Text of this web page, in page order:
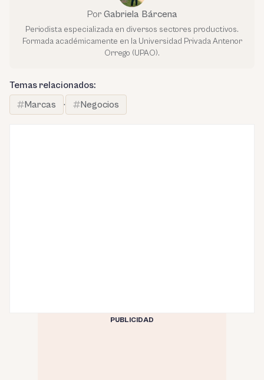
Por Gabriela Bárcena
Periodista especializada en diversos sectores productivos.
Formada académicamente en la Universidad Privada Antenor
Orrego (UPAO).
Temas relacionados:
Marcas
· Negocios
PUBLICIDAD